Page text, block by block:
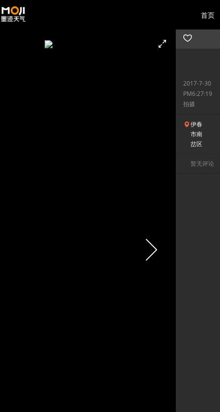
首页
2017-7-30
PM6:27:19
拍摄
伊春
市南
岔区
暂无评论